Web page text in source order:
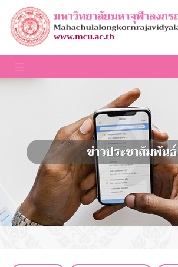
ข่าวประชาสัมพันธ์